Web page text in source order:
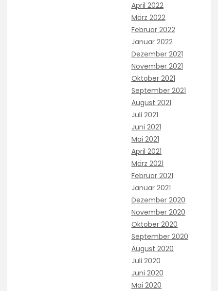
April 2022
März 2022
Februar 2022
Januar 2022
Dezember 2021
November 2021
Oktober 2021
September 2021
August 2021
Juli 2021
Juni 2021
Mai 2021
April 2021
März 2021
Februar 2021
Januar 2021
Dezember 2020
November 2020
Oktober 2020
September 2020
August 2020
Juli 2020
Juni 2020
Mai 2020